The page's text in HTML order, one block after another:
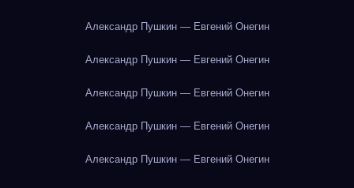
Александр Пушкин — Евгений Онегин
Александр Пушкин — Евгений Онегин
Александр Пушкин — Евгений Онегин
Александр Пушкин — Евгений Онегин
Александр Пушкин — Евгений Онегин